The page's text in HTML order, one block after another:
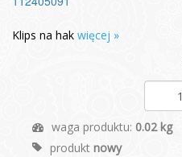
Klips na hak więcej »
waga produktu: 0.02 kg
produkt nowy